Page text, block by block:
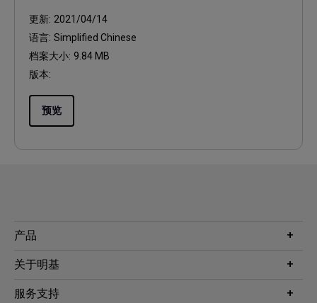
更新: 2021/04/14
语言: Simplified Chinese
档案大小: 9.84 MB
版本:
预览
产品
投影机
WiT智能灯
关于明基
公司简介
服务支持